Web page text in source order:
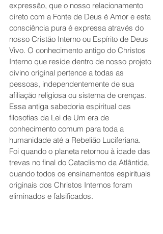
expressão, que o nosso relacionamento
direto com a Fonte de Deus é Amor e esta
consciência pura é expressa através do
nosso Cristão Interno ou Espírito de Deus
Vivo. O conhecimento antigo do Christos
Interno que reside dentro de nosso projeto
divino original pertence a todas as
pessoas, independentemente de sua
afiliação religiosa ou sistema de crenças.
Essa antiga sabedoria espiritual das
filosofias da Lei de Um era de
conhecimento comum para toda a
humanidade até a Rebelião Luciferiana.
Foi quando o planeta retornou à idade das
trevas no final do Cataclismo da Atlântida,
quando todos os ensinamentos espirituais
originais dos Christos Internos foram
eliminados e falsificados.